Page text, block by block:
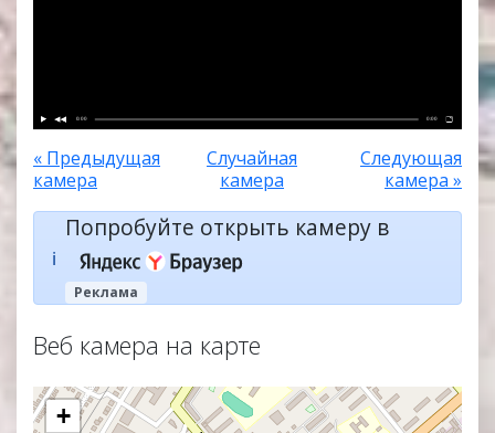
0:00 0:00
« Предыдущая
камера
Случайная
камера
Следующая
камера »
ℹ️
Попробуйте открыть камеру в
Реклама
Веб камера на карте
+